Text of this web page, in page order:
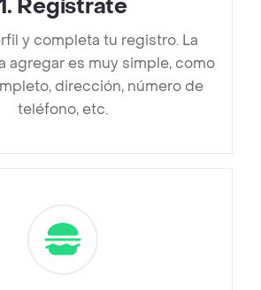
. Regístrate
y completa tu registro. La
agregar es muy simple, como
dirección, número de
teléfono, etc.